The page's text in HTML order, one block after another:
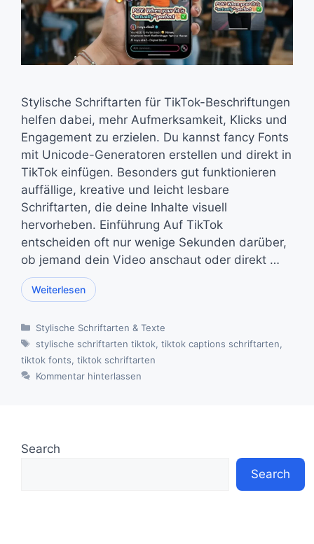
Stylische Schriftarten für TikTok-Beschriftungen
helfen dabei, mehr Aufmerksamkeit, Klicks und
Engagement zu erzielen. Du kannst fancy Fonts
mit Unicode-Generatoren erstellen und direkt in
TikTok einfügen. Besonders gut funktionieren
auffällige, kreative und leicht lesbare
Schriftarten, die deine Inhalte visuell
hervorheben. Einführung Auf TikTok
entscheiden oft nur wenige Sekunden darüber,
ob jemand dein Video anschaut oder direkt …
Weiterlesen
Kategorien
Stylische Schriftarten & Texte
Schlagwörter
stylische schriftarten tiktok, tiktok captions schriftarten,
tiktok fonts, tiktok schriftarten
Kommentar hinterlassen
Search
Search